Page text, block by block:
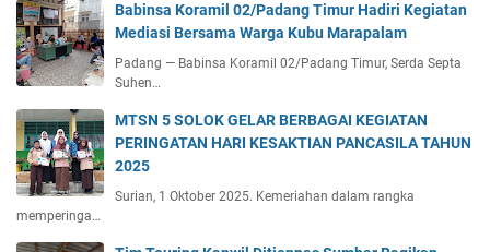
Babinsa Koramil 02/Padang Timur Hadiri Kegiatan
Mediasi Bersama Warga Kubu Marapalam
Padang — Babinsa Koramil 02/Padang Timur, Serda Septa
Suhen…
MTSN 5 SOLOK GELAR BERBAGAI KEGIATAN
PERINGATAN HARI KESAKTIAN PANCASILA TAHUN
2025
Surian, 1 Oktober 2025. Kemeriahan dalam rangka
memperinga…